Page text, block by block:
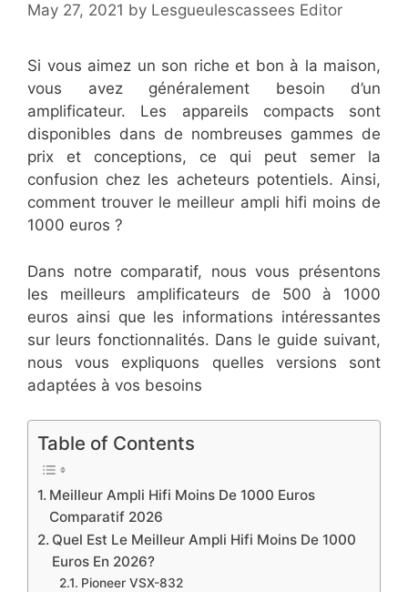
May 27, 2021 by Lesgueulescassees Editor
Si vous aimez un son riche et bon à la maison,
vous avez généralement besoin d’un
amplificateur. Les appareils compacts sont
disponibles dans de nombreuses gammes de
prix et conceptions, ce qui peut semer la
confusion chez les acheteurs potentiels. Ainsi,
comment trouver le meilleur ampli hifi moins de
1000 euros ?
Dans notre comparatif, nous vous présentons
les meilleurs amplificateurs de 500 à 1000
euros ainsi que les informations intéressantes
sur leurs fonctionnalités. Dans le guide suivant,
nous vous expliquons quelles versions sont
adaptées à vos besoins
Table of Contents
Meilleur Ampli Hifi Moins De 1000 Euros
Comparatif 2026
Quel Est Le Meilleur Ampli Hifi Moins De 1000
Euros En 2026?
Pioneer VSX-832